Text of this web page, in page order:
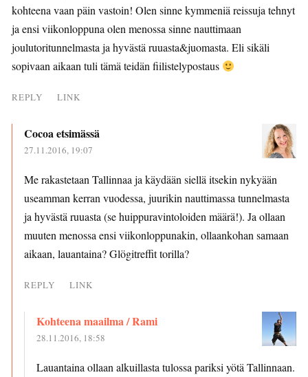
kohteena vaan päin vastoin! Olen sinne kymmeniä reissuja tehnyt
ja ensi viikonloppuna olen menossa sinne nauttimaan
joulutoritunnelmasta ja hyvästä ruuasta&juomasta. Eli sikäli
sopivaan aikaan tuli tämä teidän fiilistelypostaus
REPLY LINK
Cocoa etsimässä
27.11.2016, 19:07
Me rakastetaan Tallinnaa ja käydään siellä itsekin nykyään
useamman kerran vuodessa, juurikin nauttimassa tunnelmasta
ja hyvästä ruuasta (se huippuravintoloiden määrä!). Ja ollaan
muuten menossa ensi viikonloppunakin, ollaankohan samaan
aikaan, lauantaina? Glögitreffit torilla?
REPLY LINK
Kohteena maailma / Rami
28.11.2016, 18:58
Lauantaina ollaan alkuillasta tulossa pariksi yötä Tallinnaan.